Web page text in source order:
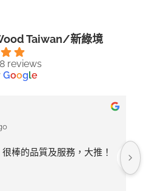
Taiwan/新綠境
reviews
Google
棒的品質及服務，大推！